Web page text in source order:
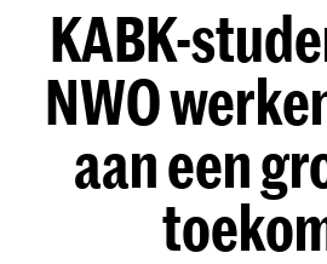
KABK-
NWO
aan een